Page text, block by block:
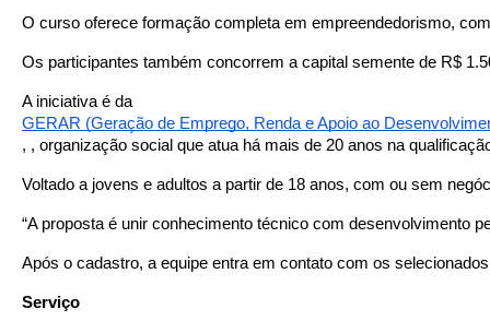
O curso oferece formação completa em empreendedorismo,
Os participantes também concorrem a capital semente de R$
A iniciativa é da
GERAR (Geração de Emprego, Renda e Apoio ao
, , organização social que atua há mais de 20 anos na
Voltado a jovens e adultos a partir de 18 anos, com ou sem
“A proposta é unir conhecimento técnico com desenvolvimento
Após o cadastro, a equipe entra em contato com os
Serviço